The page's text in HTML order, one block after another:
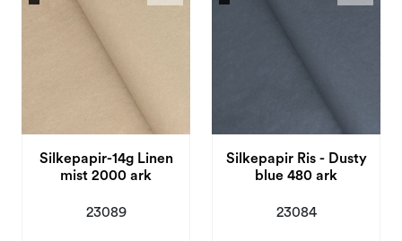
Silkepapir-14g Linen
mist 2000 ark
23089
Silkepapir Ris - Dusty
blue 480 ark
23084